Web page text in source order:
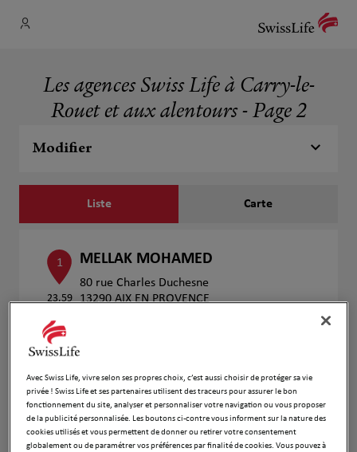
Les agences Swiss Life à Carry-le-
Rouet et aux alentours - Page 2
Modifier
Liste Carte
1
23.59
MELLAK MOHAMED
80 rue Charles Duchesne
13290 AIX EN PROVENCE
Sabine GAUDRY
Avec Swiss Life, vivre selon ses propres choix, c’est aussi choisir de protéger sa vie
privée ! Swiss Life et ses partenaires utilisent des traceurs pour assurer le bon
fonctionnement du site, analyser et personnaliser votre navigation ou vous proposer
de la publicité personnalisée. Les boutons ci-contre vous informent sur la nature des
cookies utilisés et vous permettent de donner ou retirer votre consentement
globalement ou de paramétrer vos préférences par finalité de cookies. Vous pouvez à